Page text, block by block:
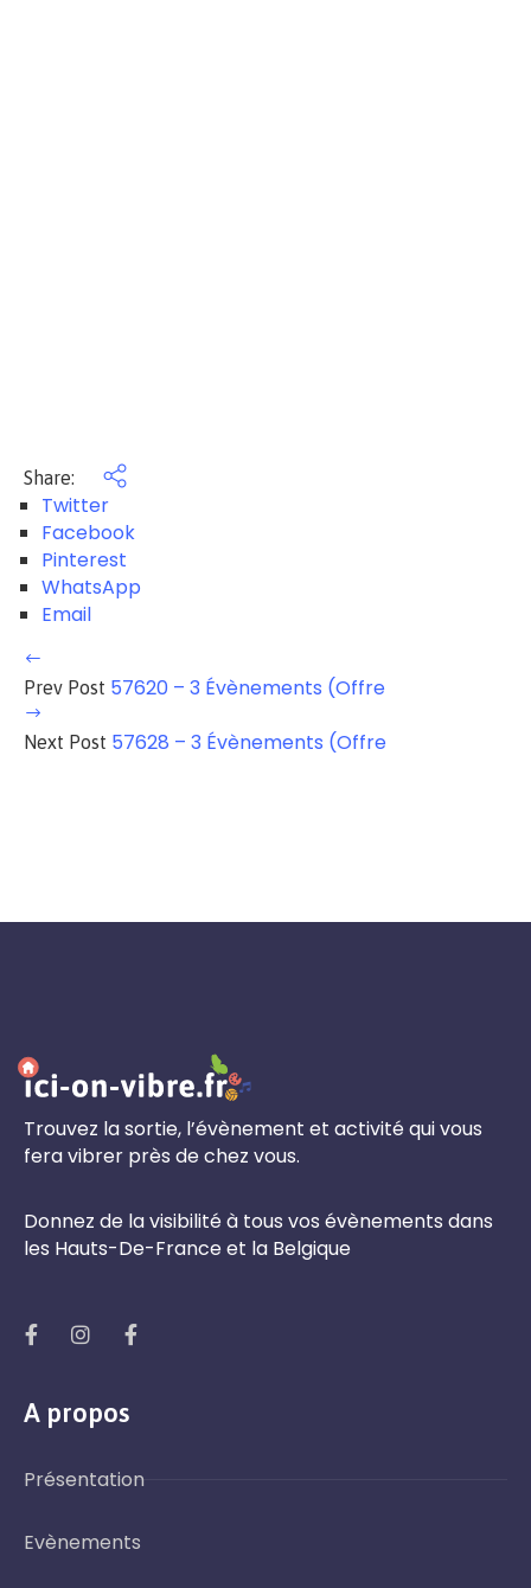
Share:
Twitter
Facebook
Pinterest
WhatsApp
Email
Prev Post 57620 – 3 Évènements (Offre
Next Post 57628 – 3 Évènements (Offre
Trouvez la sortie, l’évènement et activité qui vous
fera vibrer près de chez vous.
Donnez de la visibilité à tous vos évènements dans
les Hauts-De-France et la Belgique
A propos
Présentation
Evènements